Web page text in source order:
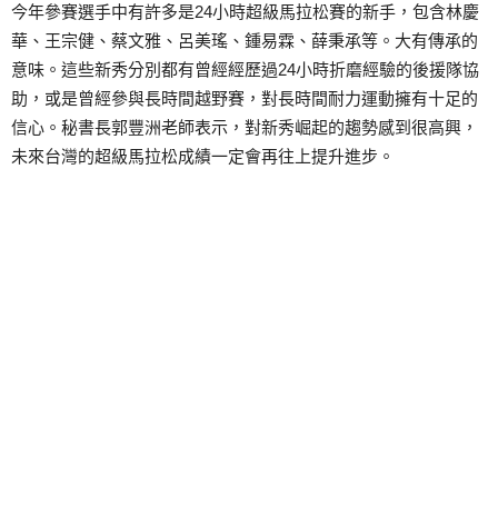
今年參賽選手中有許多是24小時超級馬拉松賽的新手，包含林慶
華、王宗健、蔡文雅、呂美瑤、鍾易霖、薛秉承等。大有傳承的
意味。這些新秀分別都有曾經經歷過24小時折磨經驗的後援隊協
助，或是曾經參與長時間越野賽，對長時間耐力運動擁有十足的
信心。秘書長郭豐洲老師表示，對新秀崛起的趨勢感到很高興，
未來台灣的超級馬拉松成績一定會再往上提升進步。